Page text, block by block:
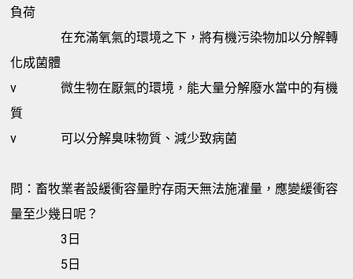
負荷
在充滿氧氣的環境之下，將有機污染物加以分解轉
化成菌體
v
微生物在厭氣的環境，能大量分解廢水當中的有機
質
v
可以分解臭味物質、減少致病菌
問：畜牧業者設緩衝容量貯存雨天無法施灌量，應變緩衝容
量至少幾日呢？
3日
5日